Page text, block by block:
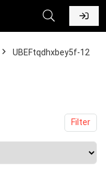
‎UBEFtqdhxbey5f-12
Filter